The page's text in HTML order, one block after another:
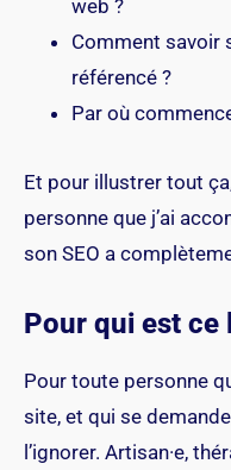
web ?
Comment savoir
référencé ?
Par où
Et pour illustrer tout
personne que j’ai
son SEO a
Pour qui est ce
Pour toute personne
site, et qui se
l’ignorer. Artisan·e,